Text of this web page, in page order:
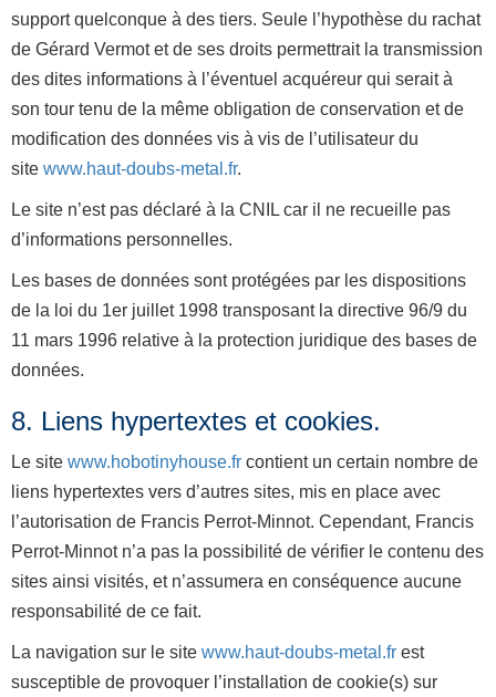
support quelconque à des tiers. Seule l’hypothèse du rachat
de Gérard Vermot et de ses droits permettrait la transmission
des dites informations à l’éventuel acquéreur qui serait à
son tour tenu de la même obligation de conservation et de
modification des données vis à vis de l’utilisateur du
site www.haut-doubs-metal.fr.
Le site n’est pas déclaré à la CNIL car il ne recueille pas
d’informations personnelles.
Les bases de données sont protégées par les dispositions
de la loi du 1er juillet 1998 transposant la directive 96/9 du
11 mars 1996 relative à la protection juridique des bases de
données.
8. Liens hypertextes et cookies.
Le site www.hobotinyhouse.fr contient un certain nombre de
liens hypertextes vers d’autres sites, mis en place avec
l’autorisation de Francis Perrot-Minnot. Cependant, Francis
Perrot-Minnot n’a pas la possibilité de vérifier le contenu des
sites ainsi visités, et n’assumera en conséquence aucune
responsabilité de ce fait.
La navigation sur le site www.haut-doubs-metal.fr est
susceptible de provoquer l’installation de cookie(s) sur